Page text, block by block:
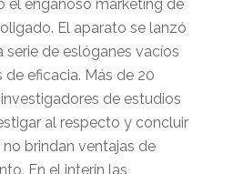
el engañoso marketing de
El aparato se lanzó
serie de eslóganes vacíos
eficacia. Más de 20
de estudios
al respecto y concluir
brindan ventajas de
En el interín las